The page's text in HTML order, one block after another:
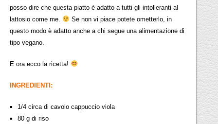
posso dire che questa piatto è adatto a tutti gli intolleranti al
lattosio come me.
Se non vi piace potete ometterlo, in
questo modo è adatto anche a chi segue una alimentazione di
tipo vegano.
E ora ecco la ricetta!
INGREDIENTI:
1/4 circa di cavolo cappuccio viola
80 g di riso